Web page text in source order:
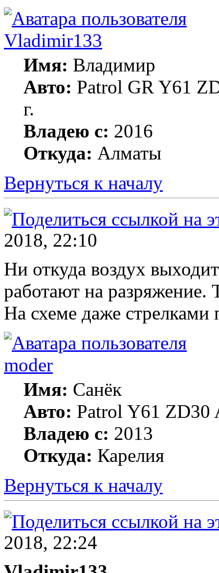
Vladimir133
Имя: Владимир
Авто: Patrol GR Y61
г.
Владею с: 2016
Откуда: Алматы
Вернуться к началу
2018, 22:10
Ни откуда воздух
работают на разряжение.
На схеме даже стрелками
moder
Имя: Санёк
Авто: Patrol Y61 ZD30
Владею с: 2013
Откуда: Карелия
Вернуться к началу
2018, 22:24